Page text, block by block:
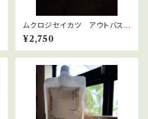
ムクロジセイカツ アウトバスト
リートメント
¥2,750